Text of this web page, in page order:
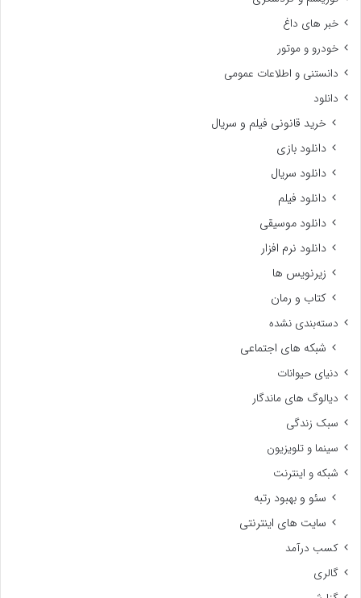
خبر های داغ
خودرو و موتور
دانستنی و اطلاعات عمومی
دانلود
خرید قانونی فیلم و سریال
دانلود بازی
دانلود سریال
دانلود فیلم
دانلود موسیقی
دانلود نرم افزار
زیرنویس ها
کتاب و رمان
دسته‌بندی نشده
شبکه های اجتماعی
دنیای حیوانات
دیالوگ های ماندگار
سبک زندگی
سینما و تلویزیون
شبکه و اینترنت
سئو و بهبود رتبه
سایت های اینترنتی
کسب درآمد
گالری